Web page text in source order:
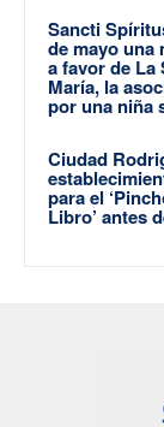
Sancti
de mayo una
a favor de La
María, la
por una niña
Ciudad
para el
Libro’ antes